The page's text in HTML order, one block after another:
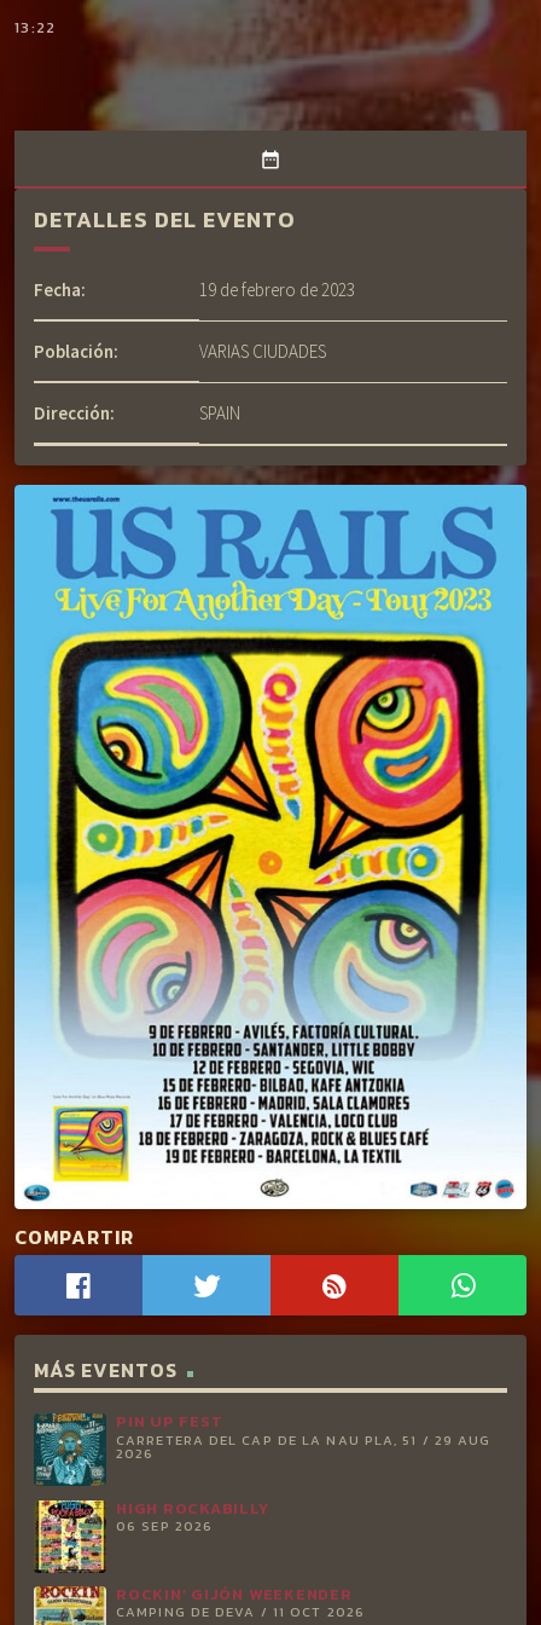
13:22
date_range
DETALLES DEL EVENTO
Fecha: 19 de febrero de 2023
Población: VARIAS CIUDADES
Dirección: SPAIN
COMPARTIR
MÁS EVENTOS
PIN UP FEST
CARRETERA DEL CAP DE LA NAU PLA, 51 / 29 AUG
2026
HIGH ROCKABILLY
06 SEP 2026
ROCKIN’ GIJÓN WEEKENDER
CAMPING DE DEVA / 11 OCT 2026